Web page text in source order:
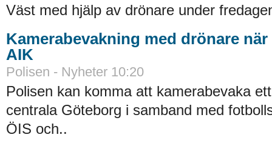
Väst med hjälp av drönare under
Kamerabevakning med drönare
AIK
Polisen - Nyheter 10:20
Polisen kan komma att kamerabevaka
centrala Göteborg i samband med
ÖIS och..